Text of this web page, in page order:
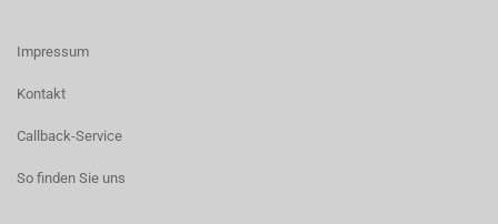
Impressum
Kontakt
Callback-Service
So finden Sie uns